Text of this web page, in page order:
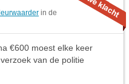
in de
€600 moest elke keer
van de politie